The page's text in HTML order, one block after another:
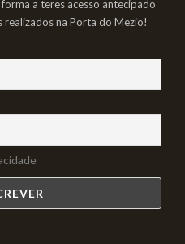
a teres acesso antecipado
na Porta do Mezio!